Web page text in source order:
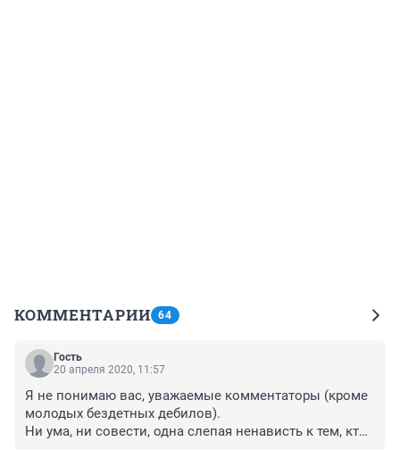
КОММЕНТАРИИ 64
Гость
20 апреля 2020, 11:57
Я не понимаю вас, уважаемые комментаторы (кроме
молодых бездетных дебилов).
Ни ума, ни совести, одна слепая ненависть к тем, кто